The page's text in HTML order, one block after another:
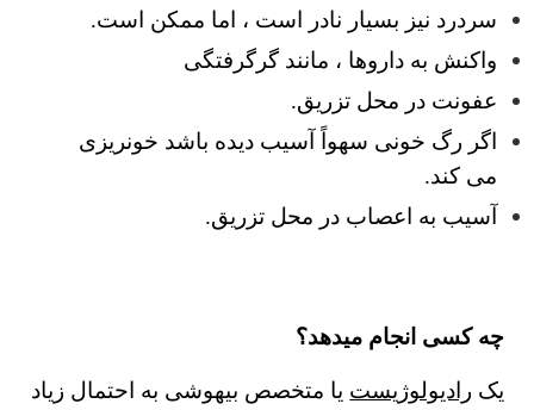
سردرد نیز بسیار نادر است ، اما ممکن است.
واکنش به داروها ، مانند گرگرفتگی
عفونت در محل تزریق.
اگر رگ خونی سهواً آسیب دیده باشد خونریزی
می کند.
آسیب به اعصاب در محل تزریق.
چه کسی انجام میدهد؟
یک رادیولوژیست یا متخصص بیهوشی به احتمال زیاد